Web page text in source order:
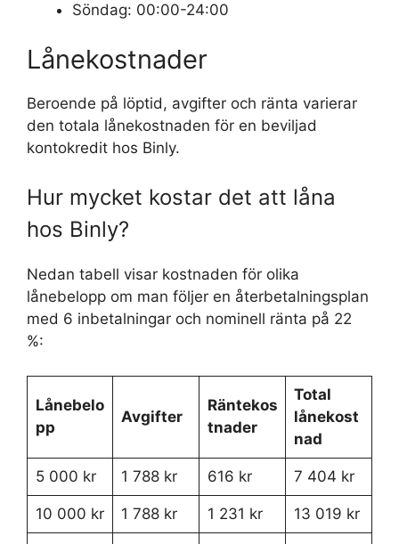
Söndag: 00:00-24:00
Lånekostnader
Beroende på löptid, avgifter och ränta varierar
den totala lånekostnaden för en beviljad
kontokredit hos Binly.
Hur mycket kostar det att låna
hos Binly?
Nedan tabell visar kostnaden för olika
lånebelopp om man följer en återbetalningsplan
med 6 inbetalningar och nominell ränta på 22
%:
Lånebelo
pp
Avgifter
Räntekos
tnader
Total
lånekost
nad
5 000 kr 1 788 kr 616 kr 7 404 kr
10 000 kr 1 788 kr 1 231 kr 13 019 kr